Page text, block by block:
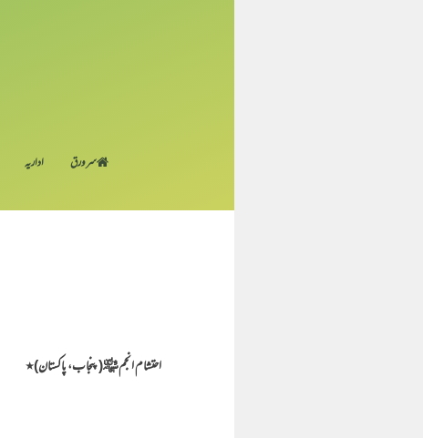
سر ورق اداریہ
احتشام انجم ﷾( پنجاب، پاکستان)٭